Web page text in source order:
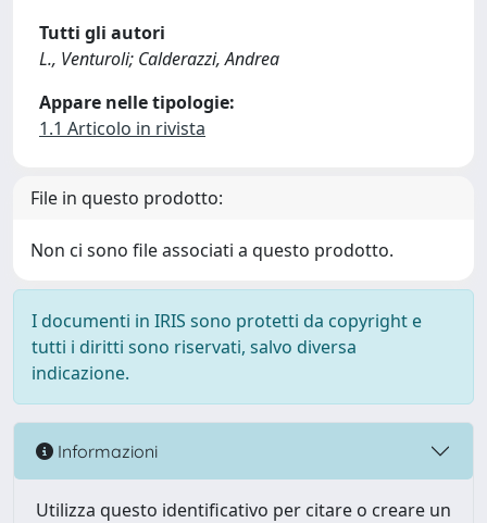
Tutti gli autori
L., Venturoli; Calderazzi, Andrea
Appare nelle tipologie:
1.1 Articolo in rivista
File in questo prodotto:
Non ci sono file associati a questo prodotto.
I documenti in IRIS sono protetti da copyright e
tutti i diritti sono riservati, salvo diversa
indicazione.
Informazioni
Utilizza questo identificativo per citare o creare un